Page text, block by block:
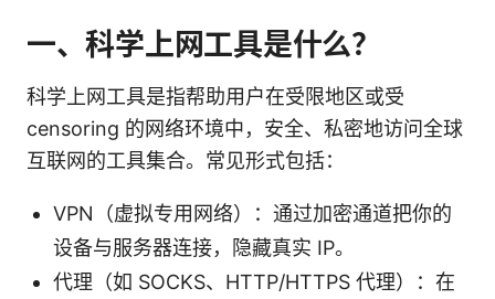
一、科学上网工具是什么？
科学上网工具是指帮助用户在受限地区或受
censoring 的网络环境中，安全、私密地访问全球
互联网的工具集合。常见形式包括：
VPN（虚拟专用网络）：通过加密通道把你的
设备与服务器连接，隐藏真实 IP。
代理（如 SOCKS、HTTP/HTTPS 代理）：在